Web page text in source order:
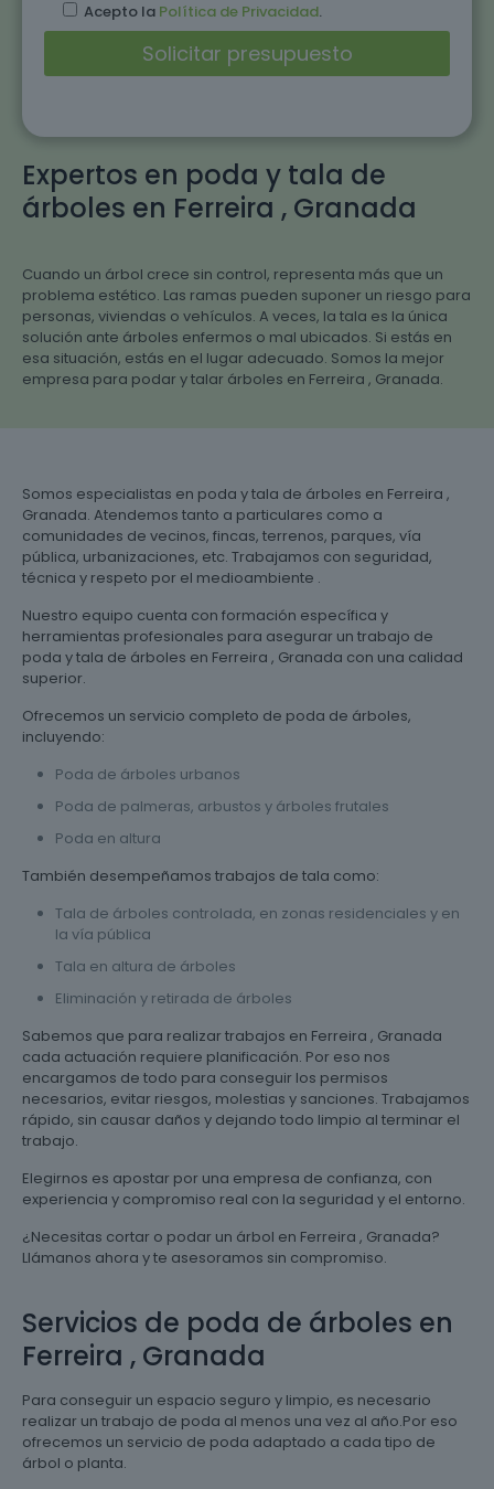
Expertos en poda y tala de
árboles en Ferreira , Granada
Cuando un árbol crece sin control, representa más que un
problema estético. Las ramas pueden suponer un riesgo para
personas, viviendas o vehículos. A veces, la tala es la única
solución ante árboles enfermos o mal ubicados. Si estás en
esa situación, estás en el lugar adecuado. Somos la mejor
empresa para podar y talar árboles en Ferreira , Granada.
Acepto la Política de Privacidad.
Somos especialistas en poda y tala de árboles en Ferreira ,
Granada. Atendemos tanto a particulares como a
comunidades de vecinos, fincas, terrenos, parques, vía
pública, urbanizaciones, etc. Trabajamos con seguridad,
técnica y respeto por el medioambiente .
Nuestro equipo cuenta con formación específica y
herramientas profesionales para asegurar un trabajo de
poda y tala de árboles en Ferreira , Granada con una calidad
superior.
Ofrecemos un servicio completo de poda de árboles,
incluyendo:
Poda de árboles urbanos
Poda de palmeras, arbustos y árboles frutales
Poda en altura
También desempeñamos trabajos de tala como:
Tala de árboles controlada, en zonas residenciales y en
la vía pública
Tala en altura de árboles
Eliminación y retirada de árboles
Sabemos que para realizar trabajos en Ferreira , Granada
cada actuación requiere planificación. Por eso nos
encargamos de todo para conseguir los permisos
necesarios, evitar riesgos, molestias y sanciones. Trabajamos
rápido, sin causar daños y dejando todo limpio al terminar el
trabajo.
Elegirnos es apostar por una empresa de confianza, con
experiencia y compromiso real con la seguridad y el entorno.
¿Necesitas cortar o podar un árbol en Ferreira , Granada?
Llámanos ahora y te asesoramos sin compromiso.
Servicios de poda de árboles en
Ferreira , Granada
Para conseguir un espacio seguro y limpio, es necesario
realizar un trabajo de poda al menos una vez al año.Por eso
ofrecemos un servicio de poda adaptado a cada tipo de
árbol o planta.